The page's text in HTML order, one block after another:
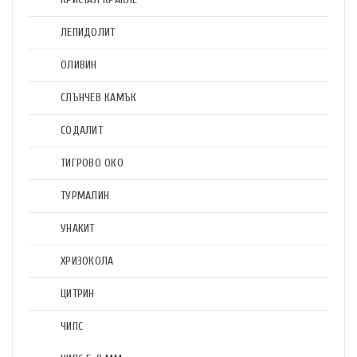
ЛЕПИДОЛИТ
ОЛИВИН
СЛЪНЧЕВ КАМЪК
СОДАЛИТ
ТИГРОВО ОКО
ТУРМАЛИН
УНАКИТ
ХРИЗОКОЛА
ЦИТРИН
ЧИПС